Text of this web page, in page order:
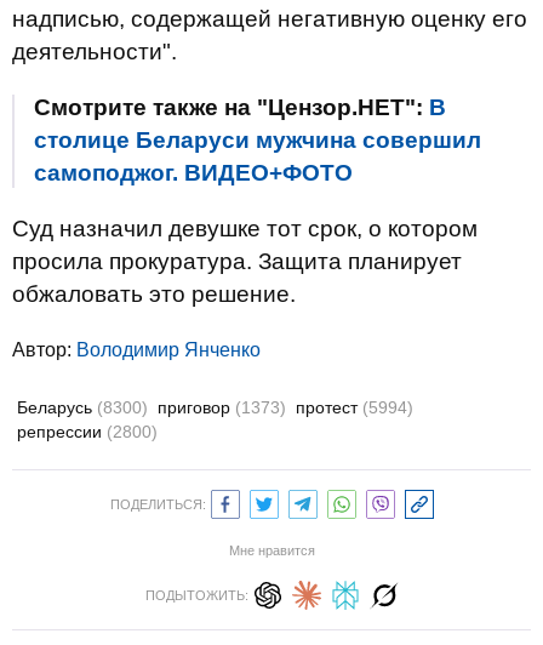
надписью, содержащей негативную оценку его
деятельности".
Смотрите также на "Цензор.НЕТ": В
столице Беларуси мужчина совершил
самоподжог. ВИДЕО+ФОТО
Суд назначил девушке тот срок, о котором
просила прокуратура. Защита планирует
обжаловать это решение.
Автор: Володимир Янченко
Беларусь (8300) приговор (1373) протест (5994)
репрессии (2800)
ПОДЕЛИТЬСЯ:
Мне нравится
ПОДЫТОЖИТЬ: